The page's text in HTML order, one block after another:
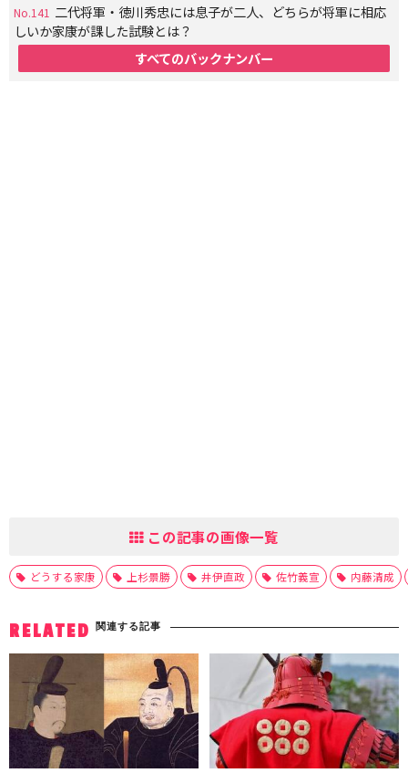
No.141 二代将軍・徳川秀忠には息子が二人、どちらが将軍に相応
しいか家康が課した試験とは？
すべてのバックナンバー
この記事の画像一覧
どうする家康 上杉景勝 井伊直政 佐竹義宣 内藤清成
RELATED 関連する記事